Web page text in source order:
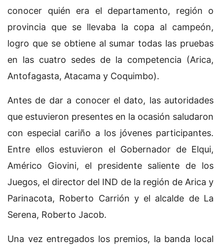
conocer quién era el departamento, región o
provincia que se llevaba la copa al campeón,
logro que se obtiene al sumar todas las pruebas
en las cuatro sedes de la competencia (Arica,
Antofagasta, Atacama y Coquimbo).
Antes de dar a conocer el dato, las autoridades
que estuvieron presentes en la ocasión saludaron
con especial cariño a los jóvenes participantes.
Entre ellos estuvieron el Gobernador de Elqui,
Américo Giovini, el presidente saliente de los
Juegos, el director del IND de la región de Arica y
Parinacota, Roberto Carrión y el alcalde de La
Serena, Roberto Jacob.
Una vez entregados los premios, la banda local